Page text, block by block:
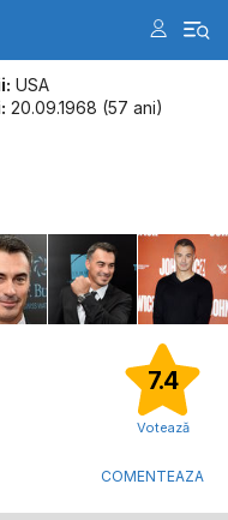
USA
20.09.1968 (57 ani)
7.4
Votează
COMENTEAZA